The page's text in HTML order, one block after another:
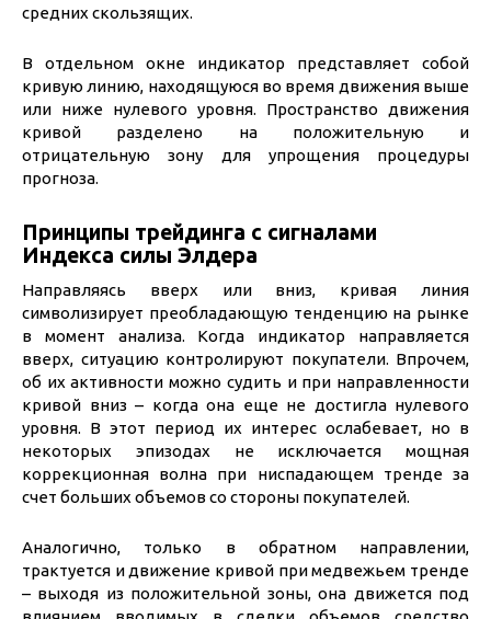
средних скользящих.
В отдельном окне индикатор представляет собой
кривую линию, находящуюся во время движения выше
или ниже нулевого уровня. Пространство движения
кривой разделено на положительную и
отрицательную зону для упрощения процедуры
прогноза.
Принципы трейдинга с сигналами
Индекса силы Элдера
Направляясь вверх или вниз, кривая линия
символизирует преобладающую тенденцию на рынке
в момент анализа. Когда индикатор направляется
вверх, ситуацию контролируют покупатели. Впрочем,
об их активности можно судить и при направленности
кривой вниз – когда она еще не достигла нулевого
уровня. В этот период их интерес ослабевает, но в
некоторых эпизодах не исключается мощная
коррекционная волна при ниспадающем тренде за
счет больших объемов со стороны покупателей.
Аналогично, только в обратном направлении,
трактуется и движение кривой при медвежьем тренде
– выходя из положительной зоны, она движется под